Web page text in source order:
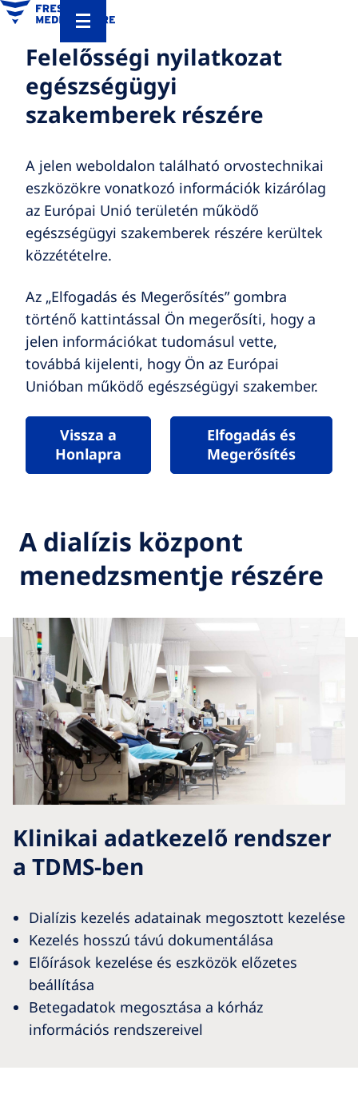
Felelősségi nyilatkozat
egészségügyi
szakemberek részére
A jelen weboldalon található orvostechnikai
eszközökre vonatkozó információk kizárólag
az Európai Unió területén működő
egészségügyi szakemberek részére kerültek
közzétételre.
Az „Elfogadás és Megerősítés” gombra
történő kattintással Ön megerősíti, hogy a
jelen információkat tudomásul vette,
továbbá kijelenti, hogy Ön az Európai
Unióban működő egészségügyi szakember.
Vissza a
Honlapra
Elfogadás és
Megerősítés
A dialízis központ
menedzsmentje részére
Klinikai adatkezelő rendszer
a TDMS-ben
Dialízis kezelés adatainak megosztott kezelése
Kezelés hosszú távú dokumentálása
Előírások kezelése és eszközök előzetes
beállítása
Betegadatok megosztása a kórház
információs rendszereivel